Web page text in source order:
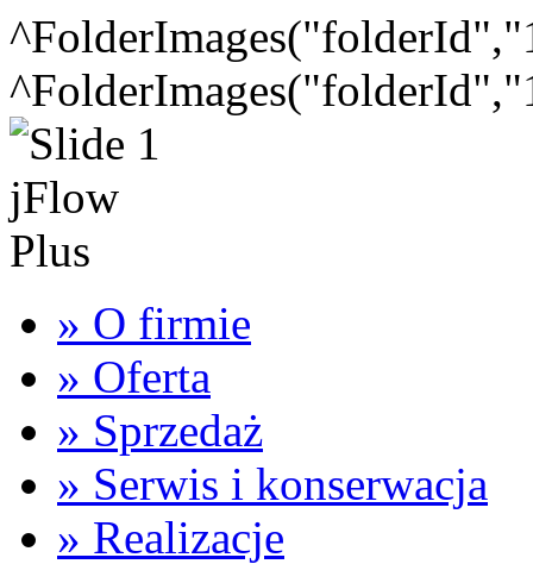
» O firmie
» Oferta
» Sprzedaż
» Serwis i konserwacja
» Realizacje